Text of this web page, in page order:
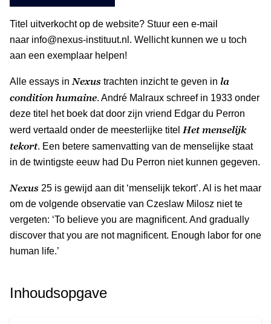
Titel uitverkocht op de website? Stuur een e-mail
naar info@nexus-instituut.nl. Wellicht kunnen we u toch
aan een exemplaar helpen!
Alle essays in Nexus trachten inzicht te geven in la
condition humaine. André Malraux schreef in 1933 onder
deze titel het boek dat door zijn vriend Edgar du Perron
werd vertaald onder de meesterlijke titel Het menselijk
tekort. Een betere samenvatting van de menselijke staat
in de twintigste eeuw had Du Perron niet kunnen gegeven.
Nexus 25 is gewijd aan dit ‘menselijk tekort’. Al is het maar
om de volgende observatie van Czeslaw Milosz niet te
vergeten: ‘To believe you are magnificent. And gradually
discover that you are not magnificent. Enough labor for one
human life.’
Inhoudsopgave